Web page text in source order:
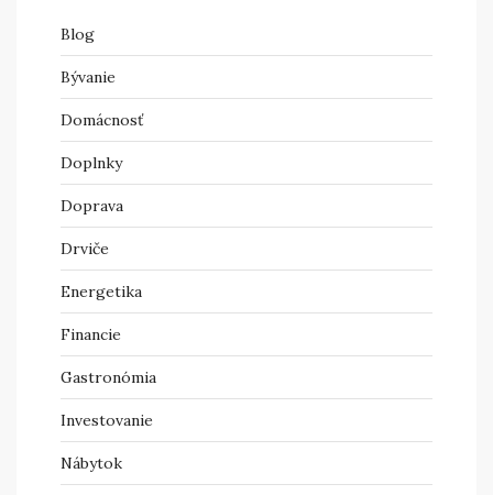
Blog
Bývanie
Domácnosť
Doplnky
Doprava
Drviče
Energetika
Financie
Gastronómia
Investovanie
Nábytok